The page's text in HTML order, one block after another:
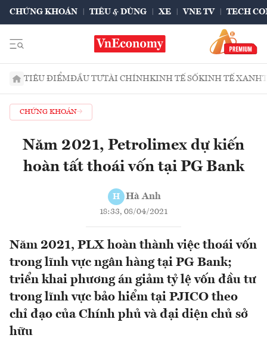
CHỨNG KHOÁN TIÊU & DÙNG XE VNE TV TECH
TIÊU ĐIỂMĐẦU TƯTÀI CHÍNHKINH TẾ SỐKINH TẾ XANH
CHỨNG KHOÁN
Năm 2021, Petrolimex dự kiến
hoàn tất thoái vốn tại PG Bank
H Hà Anh
18:33, 08/04/2021
Năm 2021, PLX hoàn thành việc thoái vốn
trong lĩnh vực ngân hàng tại PG Bank;
triển khai phương án giảm tỷ lệ vốn đầu tư
trong lĩnh vực bảo hiểm tại PJICO theo
chỉ đạo của Chính phủ và đại diện chủ sở
hữu